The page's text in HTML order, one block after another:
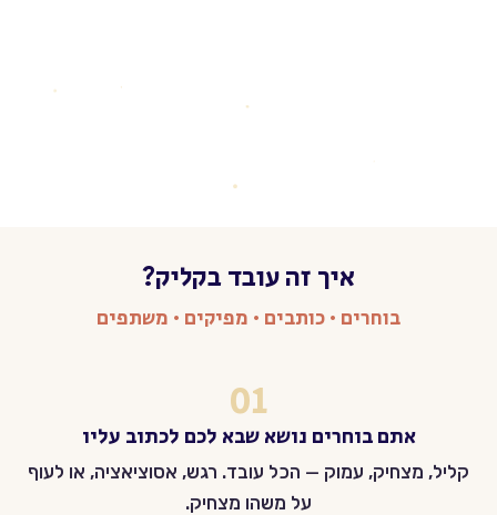
מטפל במוזיקה (MA) ומנחה
איך זה עובד בקליק?
בוחרים · כותבים · מפיקים · משתפים
01
אתם בוחרים נושא שבא לכם לכתוב עליו
קליל, מצחיק, עמוק — הכל עובד. רגש, אסוציאציה, או לעוף
על משהו מצחיק.